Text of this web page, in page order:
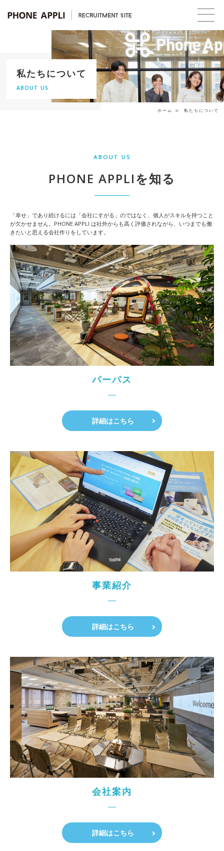
私たちについて
ABOUT US
ホーム 私たちについて
ABOUT US
PHONE APPLIを知る
「幸せ」であり続けるには「会社にすがる」のではなく、個人がスキルを持つこと
が欠かせません。PHONE APPLI は社外からも高く評価されながら、いつまでも働
きたいと思える会社作りをしています。
パーパス
詳細はこちら
事業紹介
詳細はこちら
会社案内
詳細はこちら